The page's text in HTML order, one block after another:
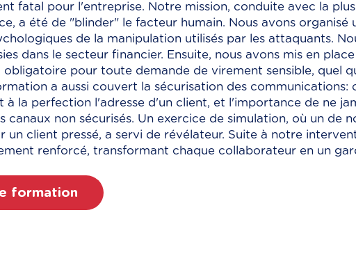
fatal pour l'entreprise. Notre mission, conduite avec la
a été de "blinder" le facteur humain. Nous avons organisé
de la manipulation utilisés par les attaquants.
dans le secteur financier. Ensuite, nous avons mis en
pour toute demande de virement sensible, quel
a aussi couvert la sécurisation des
à la perfection l'adresse d'un client, et l'importance de ne
canaux non sécurisés. Un exercice de simulation, où un de
un client pressé, a servi de révélateur. Suite à notre
renforcé, transformant chaque collaborateur en un
formation